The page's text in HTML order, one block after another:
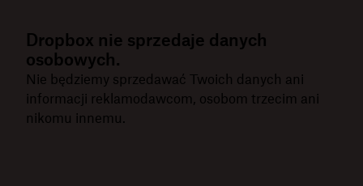
Dropbox nie sprzedaje danych
osobowych.
Nie będziemy sprzedawać Twoich danych ani
informacji reklamodawcom, osobom trzecim ani
nikomu innemu.